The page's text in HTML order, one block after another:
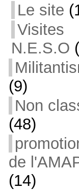
Le site
Visites
N.E.S.O
(9)
Non
(48)
de
(14)